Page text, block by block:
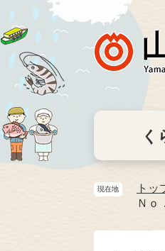
く
現在地 トッ
Ｎｏ